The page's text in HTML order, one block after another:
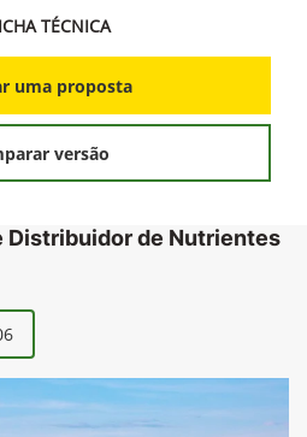
TÉCNICA
uma proposta
versão
Distribuidor de Nutrientes